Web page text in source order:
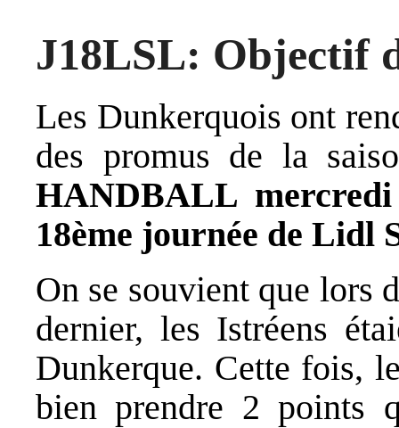
J18LSL: Objectif
Les Dunkerquois ont
des promus de la
HANDBALL
18ème journée de Lidl
On se souvient que lors
dernier, les Istréens
Dunkerque. Cette fois,
bien prendre 2 points